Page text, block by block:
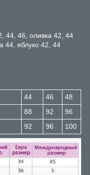
44, 46, оливка 42, 44
44, яблуко 42, 44
44 46
48
88 92
96
92 96 100